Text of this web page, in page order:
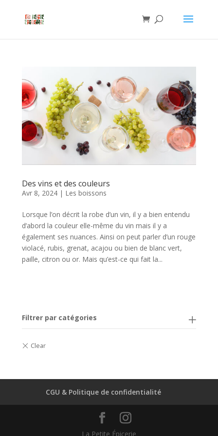
Des vins et des couleurs
Avr 8, 2024| Les boissons
Lorsque l’on décrit la robe d’un vin, il y a bien entendu
d’abord la couleur elle-même du vin mais il y a
également ses nuances. Ainsi on peut parler d’un rouge
violacé, rubis, grenat, acajou ou bien de blanc vert,
paille, citron ou or. Mais qu’est-ce qui fait la...
Filtrer par catégories
CGU & Politique de confidentialité
La Petite Épicerie